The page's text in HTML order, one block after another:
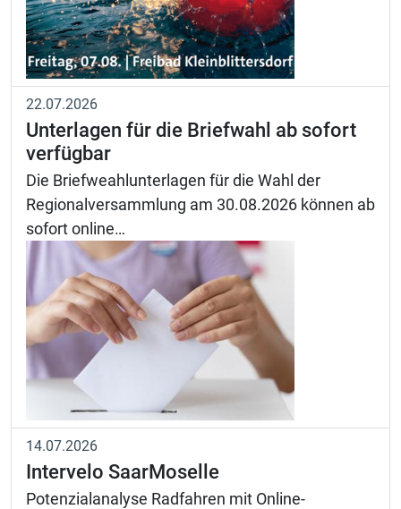
22.07.2026
Unterlagen für die Briefwahl ab sofort
verfügbar
Die Briefweahlunterlagen für die Wahl der
Regionalversammlung am 30.08.2026 können ab
sofort online…
14.07.2026
Intervelo SaarMoselle
Potenzialanalyse Radfahren mit Online-